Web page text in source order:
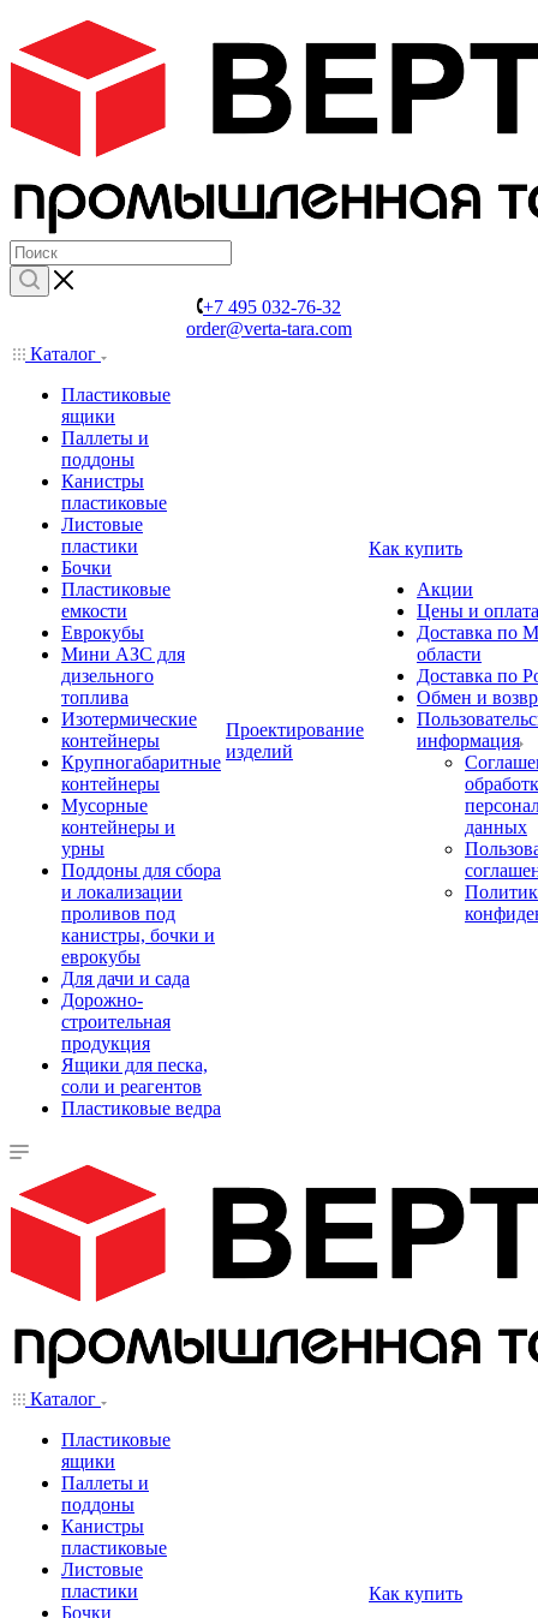
+7 495 032-76-32
order@verta-tara.com
Каталог
Пластиковые
ящики
Паллеты и
поддоны
Канистры
пластиковые
Листовые
пластики
Бочки
Пластиковые
емкости
Еврокубы
Мини АЗС для
дизельного
топлива
Изотермические
контейнеры
Крупногабаритные
контейнеры
Мусорные
контейнеры и
урны
Поддоны для сбора
и локализации
проливов под
канистры, бочки и
еврокубы
Для дачи и сада
Дорожно-
строительная
продукция
Ящики для песка,
соли и реагентов
Пластиковые ведра
Проектирование
изделий
Как купить
Акции
Цены и оплата
Доставка по
области
Доставка по
Обмен и
информация
данных
Каталог
Пластиковые
ящики
Паллеты и
поддоны
Канистры
пластиковые
Листовые
пластики
Бочки
Как купить